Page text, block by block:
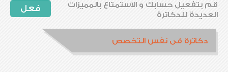
فعل
قم بتفعيل حسابك و الاستمتاع بالمميزات
العديدة للدكاترة
دكاترة فى نفس التخصص